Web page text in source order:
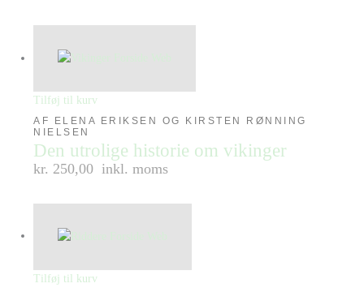
Tilføj til kurv
AF ELENA ERIKSEN OG KIRSTEN RØNNING
NIELSEN
Den utrolige historie om vikinger
kr. 250,00 inkl. moms
Tilføj til kurv